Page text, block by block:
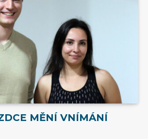
MĚNÍ VNÍMÁNÍ